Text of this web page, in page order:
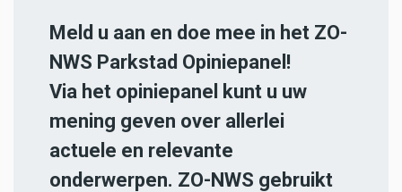
Meld u aan en doe mee in het ZO-
NWS Parkstad Opiniepanel!
Via het opiniepanel kunt u uw
mening geven over allerlei
actuele en relevante
onderwerpen. ZO-NWS gebruikt